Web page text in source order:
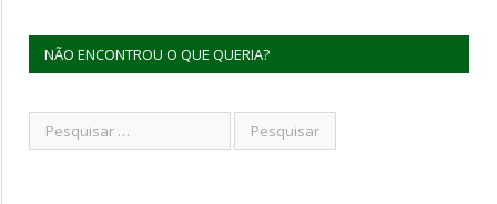
NÃO ENCONTROU O QUE QUERIA?